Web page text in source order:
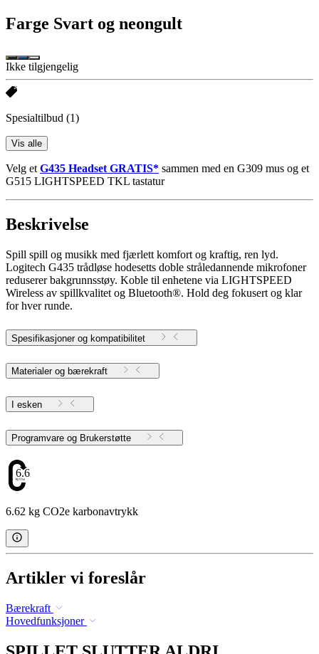
Farge Svart og neongult
Ikke tilgjengelig
Spesialtilbud (1)
Vis alle
Velg et G435 Headset GRATIS* sammen med en G309 mus og et
G515 LIGHTSPEED TKL tastatur
Beskrivelse
Spill spill og musikk med fjærlett komfort og kraftig, ren lyd.
Logitech G435 trådløse hodesetts doble stråledannende mikrofoner
reduserer bakgrunnsstøy. Koble til enhetene via LIGHTSPEED
Wireless av spillkvalitet og Bluetooth®. Hold deg fokusert og klar
for hver runde.
Spesifikasjoner og kompatibilitet
Materialer og bærekraft
I esken
Programvare og Brukerstøtte
6.62
6.62 kg CO2e karbonavtrykk
Artikler vi foreslår
Bærekraft
Hovedfunksjoner